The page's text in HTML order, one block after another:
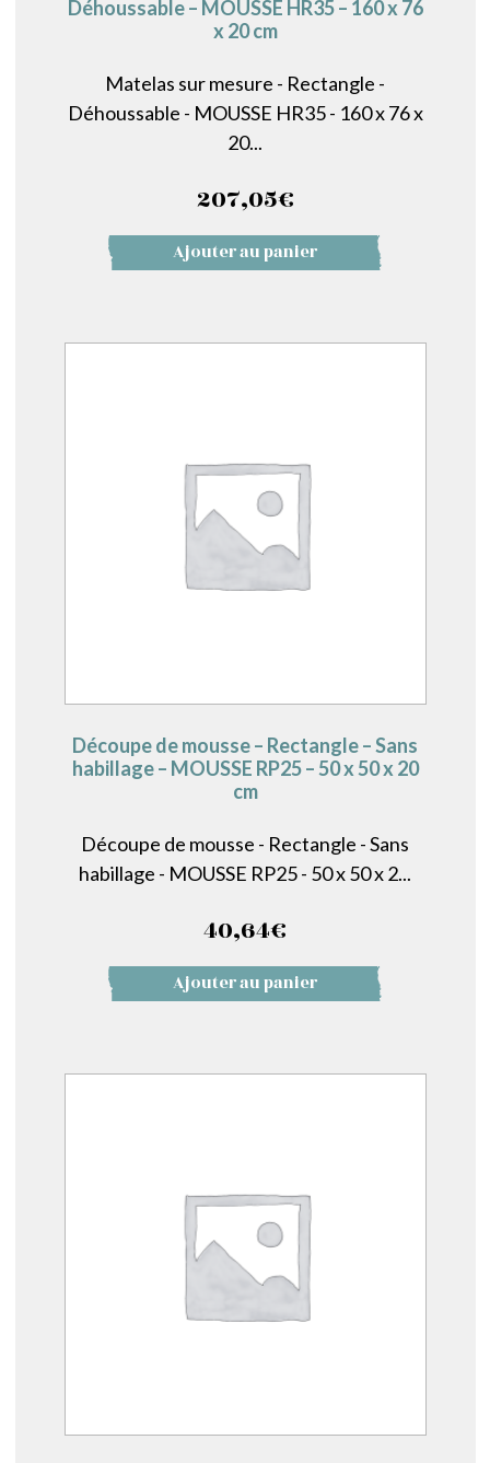
Déhoussable – MOUSSE HR35 – 160 x 76
x 20 cm
Matelas sur mesure - Rectangle -
Déhoussable - MOUSSE HR35 - 160 x 76 x
20...
207,05€
Ajouter au panier
Découpe de mousse – Rectangle – Sans
habillage – MOUSSE RP25 – 50 x 50 x 20
cm
Découpe de mousse - Rectangle - Sans
habillage - MOUSSE RP25 - 50 x 50 x 2...
40,64€
Ajouter au panier